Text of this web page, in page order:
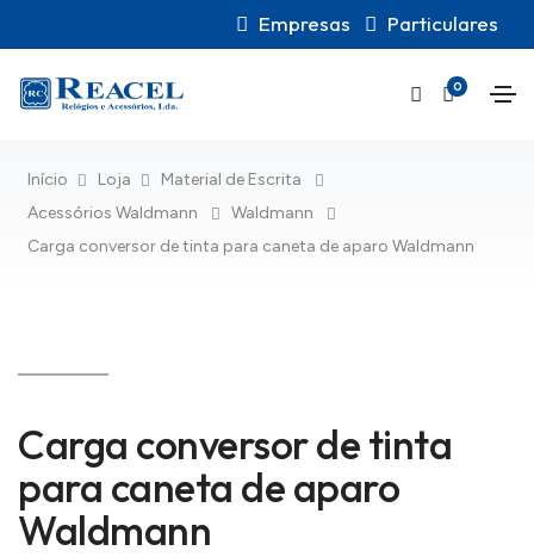
Empresas Particulares
0
Início Loja
Material de Escrita
Acessórios Waldmann
Waldmann
Carga conversor de tinta para caneta de aparo Waldmann
Carga conversor de tinta
para caneta de aparo
Waldmann